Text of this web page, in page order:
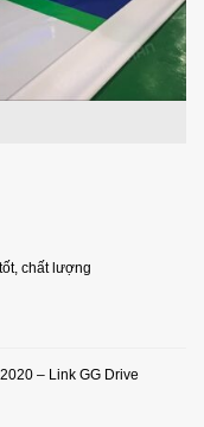
chất lượng
– Link GG Drive